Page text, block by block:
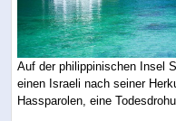
Auf der philippinischen Insel
einen Israeli nach seiner
Hassparolen, eine